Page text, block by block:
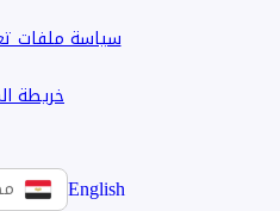
سياسة ملفات
خريطة
English